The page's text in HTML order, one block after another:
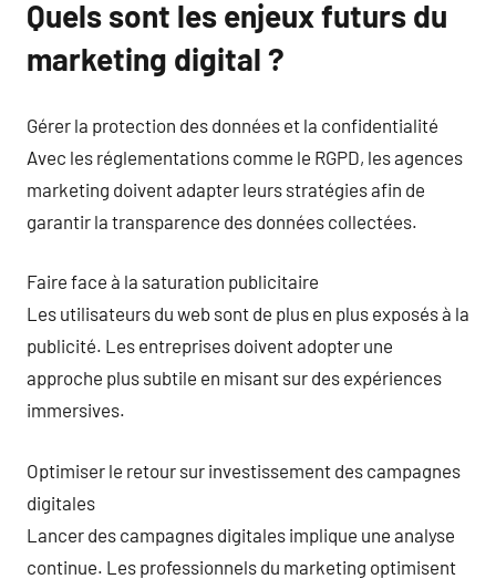
Quels sont les enjeux futurs du
marketing digital ?
Gérer la protection des données et la confidentialité
Avec les réglementations comme le RGPD, les agences
marketing doivent adapter leurs stratégies afin de
garantir la transparence des données collectées.
Faire face à la saturation publicitaire
Les utilisateurs du web sont de plus en plus exposés à la
publicité. Les entreprises doivent adopter une
approche plus subtile en misant sur des expériences
immersives.
Optimiser le retour sur investissement des campagnes
digitales
Lancer des campagnes digitales implique une analyse
continue. Les professionnels du marketing optimisent